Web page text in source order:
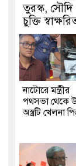
তুরস্ক, সৌদি
চুক্তি
নাটোরে মন্ত্রীর
পথসভা থেকে
অস্ত্রটি খেলনা